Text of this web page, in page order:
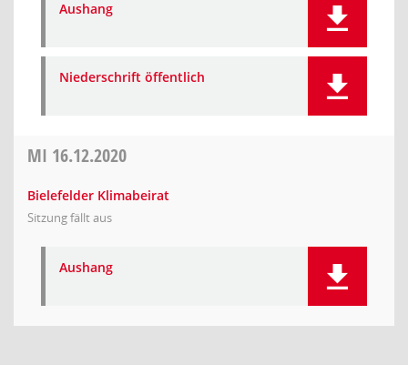
Aushang
Niederschrift öffentlich
MI 16.12.2020
Bielefelder Klimabeirat
Sitzung fällt aus
Aushang